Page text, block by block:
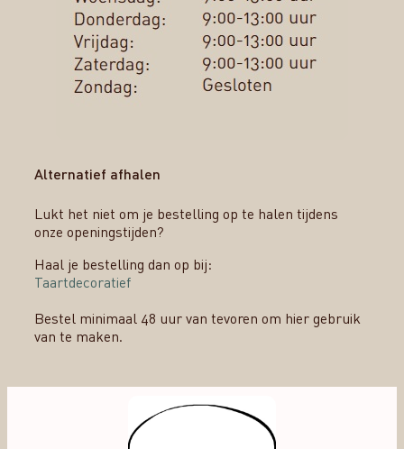
Alternatief afhalen
Lukt het niet om je bestelling op te halen tijdens
onze openingstijden?
Haal je bestelling dan op bij:
Taartdecoratief
Bestel minimaal 48 uur van tevoren om hier gebruik
van te maken.